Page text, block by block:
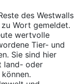
des Westwalls
Wort gemeldet.
wertvolle
Tier- und
Sie sind hier
land- oder